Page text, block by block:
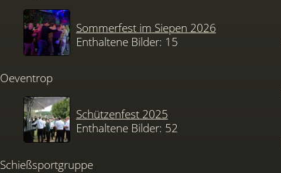
Sommerfest im Siepen 2026
Enthaltene Bilder: 15
Oeventrop
Schützenfest 2025
Enthaltene Bilder: 52
Schießsportgruppe